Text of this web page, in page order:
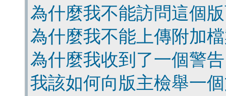
為什麼我不能訪問這個
為什麼我不能上傳附加
為什麼我收到了一個警
我該如何向版主檢舉一